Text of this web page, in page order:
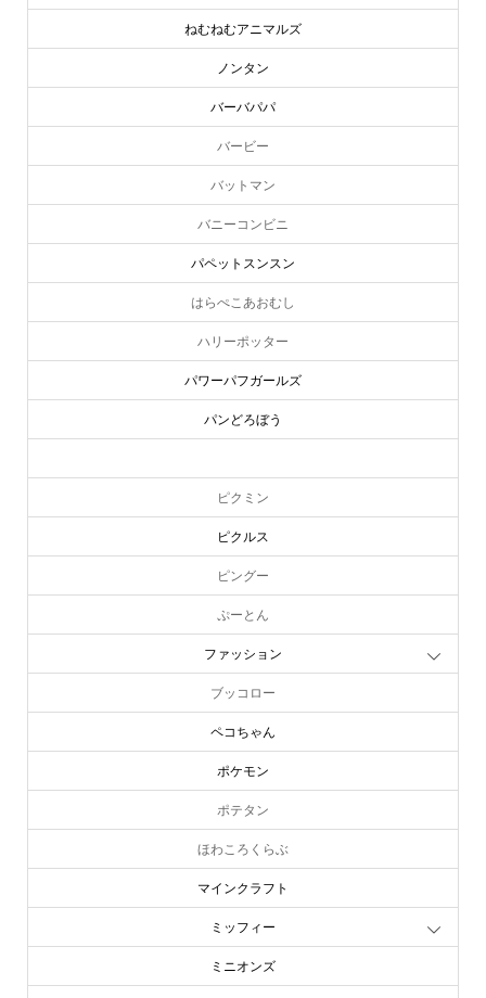
ねむねむアニマルズ
ノンタン
バーバパパ
バービー
バットマン
バニーコンビニ
パペットスンスン
はらぺこあおむし
ハリーポッター
パワーパフガールズ
パンどろぼう
ピクミン
ピクルス
ピングー
ぷーとん
ファッション
ブッコロー
ペコちゃん
ポケモン
ポテタン
ほわころくらぶ
マインクラフト
ミッフィー
ミニオンズ